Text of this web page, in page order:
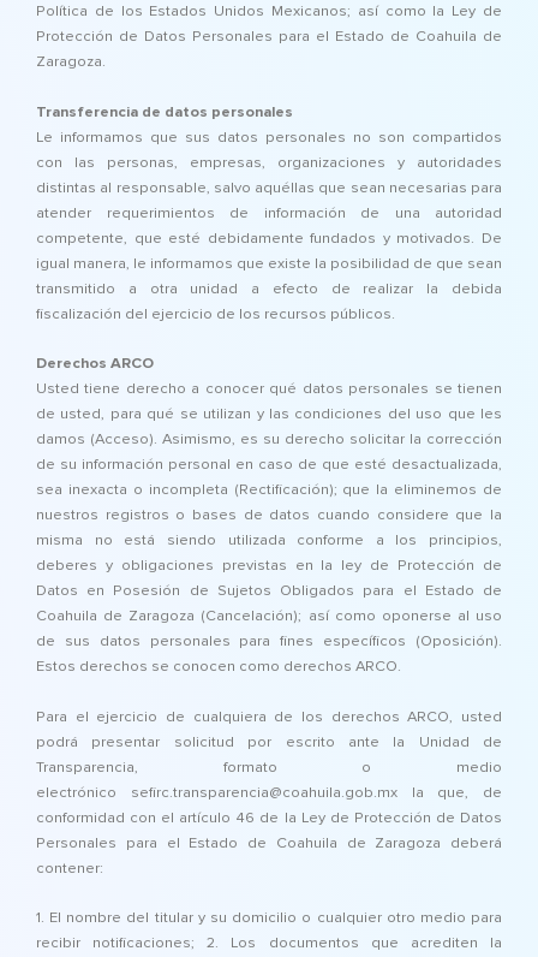
Política de los Estados Unidos Mexicanos; así como la Ley de
Protección de Datos Personales para el Estado de Coahuila de
Zaragoza.
Transferencia de datos personales
Le informamos que sus datos personales no son compartidos
con las personas, empresas, organizaciones y autoridades
distintas al responsable, salvo aquéllas que sean necesarias para
atender requerimientos de información de una autoridad
competente, que esté debidamente fundados y motivados. De
igual manera, le informamos que existe la posibilidad de que sean
transmitido a otra unidad a efecto de realizar la debida
fiscalización del ejercicio de los recursos públicos.
Derechos ARCO
Usted tiene derecho a conocer qué datos personales se tienen
de usted, para qué se utilizan y las condiciones del uso que les
damos (Acceso). Asimismo, es su derecho solicitar la corrección
de su información personal en caso de que esté desactualizada,
sea inexacta o incompleta (Rectificación); que la eliminemos de
nuestros registros o bases de datos cuando considere que la
misma no está siendo utilizada conforme a los principios,
deberes y obligaciones previstas en la ley de Protección de
Datos en Posesión de Sujetos Obligados para el Estado de
Coahuila de Zaragoza (Cancelación); así como oponerse al uso
de sus datos personales para fines específicos (Oposición).
Estos derechos se conocen como derechos ARCO.
Para el ejercicio de cualquiera de los derechos ARCO, usted
podrá presentar solicitud por escrito ante la Unidad de
Transparencia, formato o medio
electrónico sefirc.transparencia@coahuila.gob.mx la que, de
conformidad con el artículo 46 de la Ley de Protección de Datos
Personales para el Estado de Coahuila de Zaragoza deberá
contener:
1. El nombre del titular y su domicilio o cualquier otro medio para
recibir notificaciones; 2. Los documentos que acrediten la